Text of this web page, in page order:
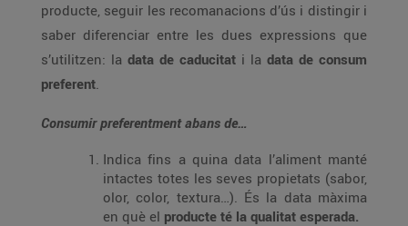
producte, seguir les recomanacions d’ús i distingir i
saber diferenciar entre les dues expressions que
s’utilitzen: la data de caducitat i la data de consum
preferent.
Consumir preferentment abans de…
Indica fins a quina data l’aliment manté
intactes totes les seves propietats (sabor,
olor, color, textura…). És la data màxima
en què el producte té la qualitat esperada.